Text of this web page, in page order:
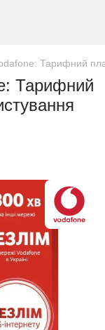
Тарифний
Тарифний